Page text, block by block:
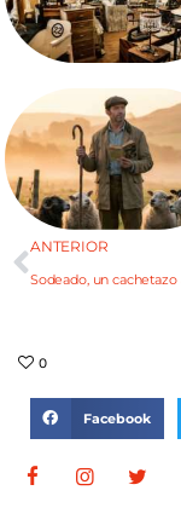
ANTERIOR
0
Facebook